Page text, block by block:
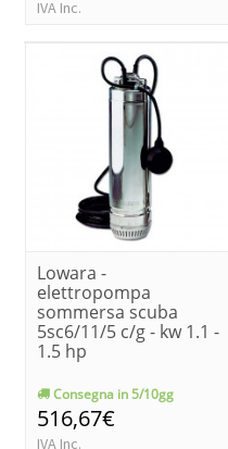
IVA Inc.
Lowara -
elettropompa
sommersa scuba
5sc6/11/5 c/g - kw 1.1 -
1.5 hp
Consegna in 5/10gg
516,67€
IVA Inc.